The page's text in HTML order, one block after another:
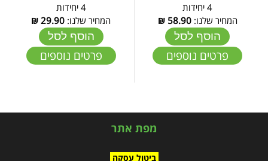
4 יחידות
המחיר שלנו:58.90
₪
הוסף לסל
פרטים נוספים
4 יחידות
המחיר שלנו: 29.90
₪
הוסף לסל
פרטים נוספים
מפת אתר
ביטול עסקה